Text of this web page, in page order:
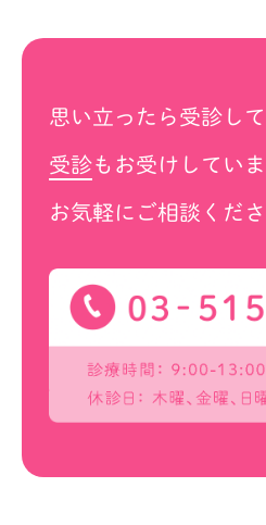
思い立ったら受診し
受診もお受けしていま
お気軽にご相談くださ